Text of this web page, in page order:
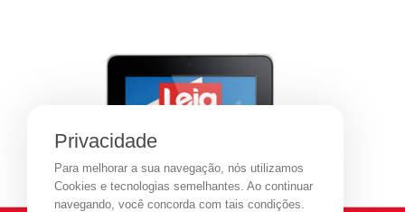
Privacidade
Para melhorar a sua navegação, nós utilizamos
Cookies e tecnologias semelhantes. Ao continuar
navegando, você concorda com tais condições.